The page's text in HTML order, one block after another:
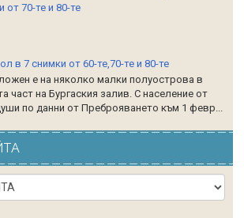
от 70-те и 80-те
в 7 снимки от 60-те,70-те и 80-те
е на няколко малки полуострова в
част на Бургаския залив. С население от
по данни от Преброяването към 1 февр...